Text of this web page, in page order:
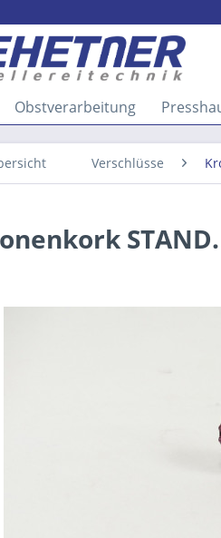
Obstverarbeitung
Verschlüsse